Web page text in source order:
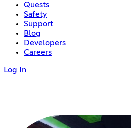
Quests
Safety
Support
Blog
Developers
Careers
Log In